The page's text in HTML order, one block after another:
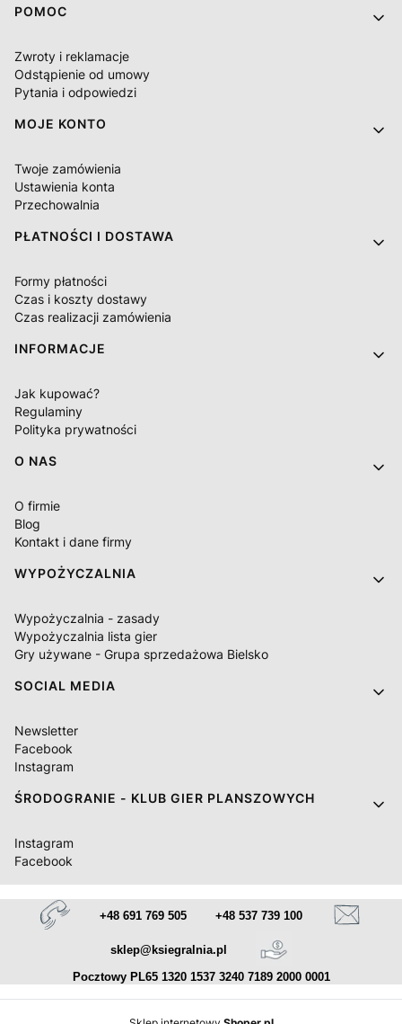
Linki w stopce
POMOC
Zwroty i reklamacje
Odstąpienie od umowy
Pytania i odpowiedzi
MOJE KONTO
Twoje zamówienia
Ustawienia konta
Przechowalnia
PŁATNOŚCI I DOSTAWA
Formy płatności
Czas i koszty dostawy
Czas realizacji zamówienia
INFORMACJE
Jak kupować?
Regulaminy
Polityka prywatności
O NAS
O firmie
Blog
Kontakt i dane firmy
WYPOŻYCZALNIA
Wypożyczalnia - zasady
Wypożyczalnia lista gier
Gry używane - Grupa sprzedażowa Bielsko
SOCIAL MEDIA
Newsletter
Facebook
Instagram
ŚRODOGRANIE - KLUB GIER PLANSZOWYCH
Instagram
Facebook
+48 691 769 505 +48 537 739 100
sklep@ksiegralnia.pl
Pocztowy PL65 1320 1537 3240 7189 2000 0001